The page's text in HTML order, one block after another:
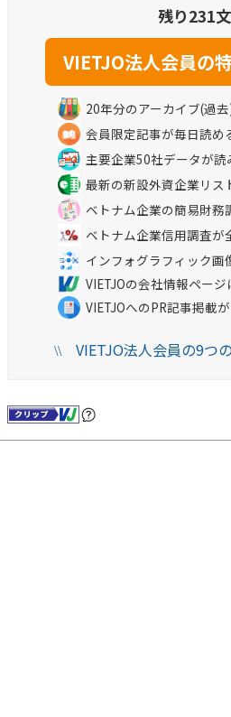
残り231
20年分のアーカイブ(過
会員限定記事が毎日読め
主要企業50社データが読
最新の新設外資企業リス
ベトナム企業の簡易財務
ベトナム企業信用調査が
インフォグラフィック画
VIETJOの会社情報ペー
VIETJOへのPR記事掲載
\\VIETJO法人会員の9つ